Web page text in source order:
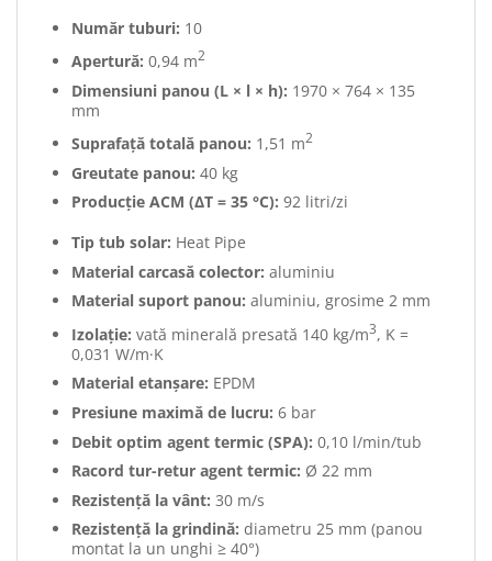
Număr tuburi: 10
Apertură: 0,94 m2
Dimensiuni panou (L × l × h): 1970 × 764 × 135
mm
Suprafață totală panou: 1,51 m2
Greutate panou: 40 kg
Producție ACM (ΔT = 35 °C): 92 litri/zi
Tip tub solar: Heat Pipe
Material carcasă colector: aluminiu
Material suport panou: aluminiu, grosime 2 mm
Izolație: vată minerală presată 140 kg/m3, K =
0,031 W/m·K
Material etanșare: EPDM
Presiune maximă de lucru: 6 bar
Debit optim agent termic (SPA): 0,10 l/min/tub
Racord tur-retur agent termic: Ø 22 mm
Rezistență la vânt: 30 m/s
Rezistență la grindină: diametru 25 mm (panou
montat la un unghi ≥ 40°)